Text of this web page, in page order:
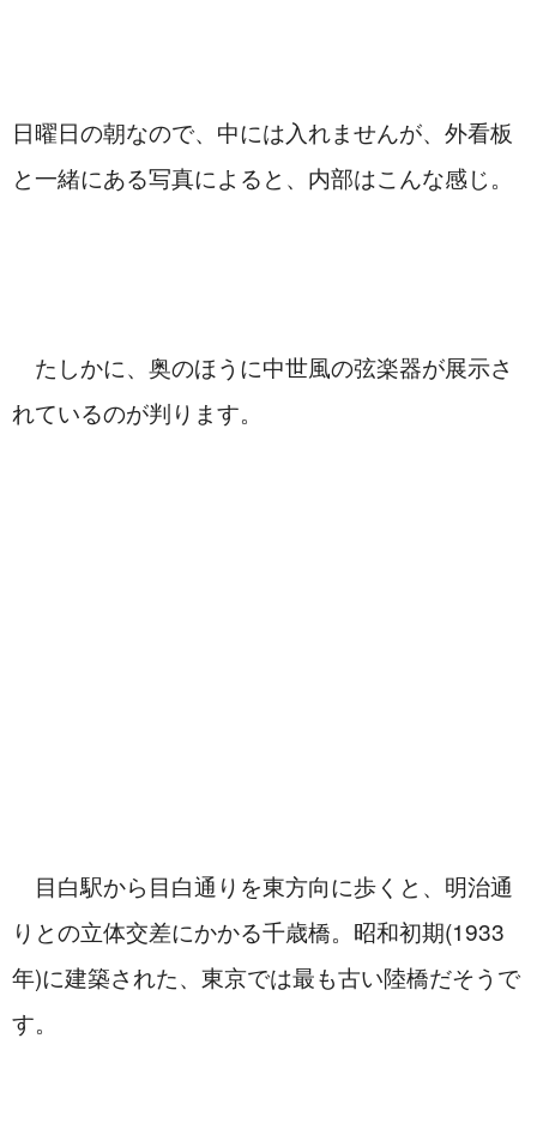
日曜日の朝なので、中には入れませんが、外看板
と一緒にある写真によると、内部はこんな感じ。
たしかに、奥のほうに中世風の弦楽器が展示さ
れているのが判ります。
目白駅から目白通りを東方向に歩くと、明治通
りとの立体交差にかかる千歳橋。昭和初期(1933
年)に建築された、東京では最も古い陸橋だそうで
す。